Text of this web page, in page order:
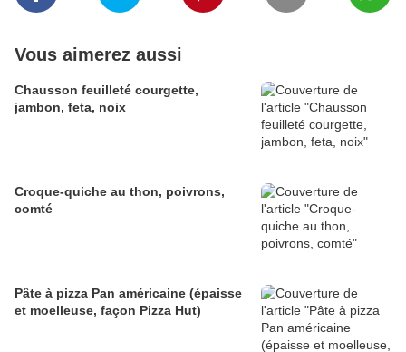
Vous aimerez aussi
Chausson feuilleté courgette,
jambon, feta, noix
Croque-quiche au thon, poivrons,
comté
Pâte à pizza Pan américaine (épaisse
et moelleuse, façon Pizza Hut)